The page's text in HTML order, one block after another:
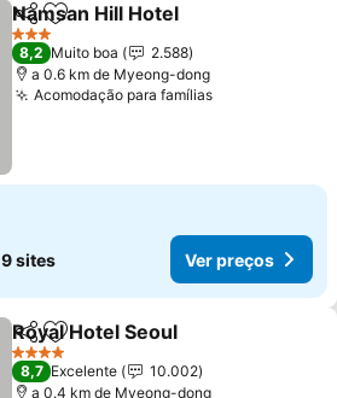
PartilharAdicionar aos favoritos
Namsan Hill Hotel
3 Estrelas
8,2 Muito boa
2.588
a 0.6 km de Myeong-dong
Acomodação para famílias
9 sites Ver preços
PartilharAdicionar aos favoritos
Royal Hotel Seoul
4 Estrelas
8,7 Excelente
10.002
a 0.4 km de Myeong-dong